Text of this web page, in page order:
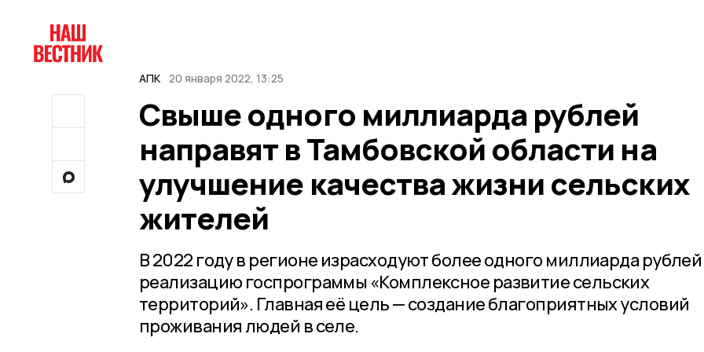
АПК 20 января 2022, 13:25
Свыше одного миллиарда рублей
направят в Тамбовской области на
улучшение качества жизни сельских
жителей
В 2022 году в регионе израсходуют более одного миллиарда
реализацию госпрограммы «Комплексное развитие сельских
территорий». Главная её цель — создание благоприятных условий
проживания людей в селе.